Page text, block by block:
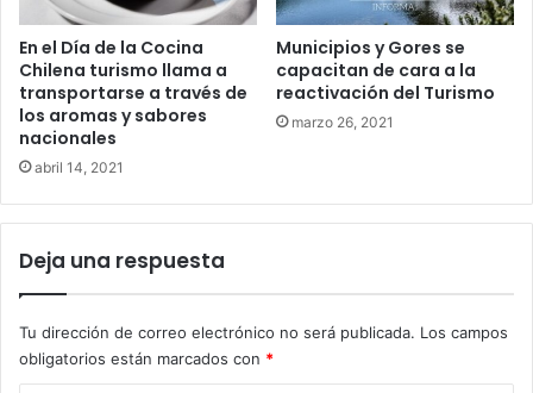
En el Día de la Cocina
Chilena turismo llama a
transportarse a través de
los aromas y sabores
nacionales
abril 14, 2021
Municipios y Gores se
capacitan de cara a la
reactivación del Turismo
marzo 26, 2021
Deja una respuesta
Tu dirección de correo electrónico no será publicada. Los campos
obligatorios están marcados con *